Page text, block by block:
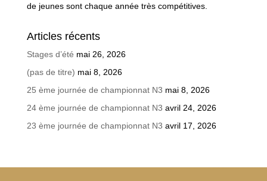
de jeunes sont chaque année très compétitives.
Articles récents
Stages d’été mai 26, 2026
(pas de titre) mai 8, 2026
25 ème journée de championnat N3 mai 8, 2026
24 ème journée de championnat N3 avril 24, 2026
23 ème journée de championnat N3 avril 17, 2026